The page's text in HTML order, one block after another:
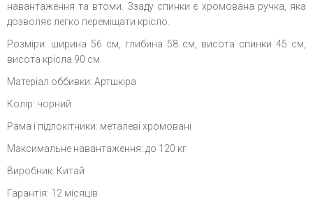
навантаження та втоми. Ззаду спинки є хромована ручка, яка
дозволяє легко переміщати крісло.
Розміри: ширина 56 см, глибина 58 см, висота спинки 45 см,
висота крісла 90 см
Матеріал оббивки: Артшкіра
Колір: чорний
Рама і підлокітники: металеві хромовані
Максимальне навантаження: до 120 кг
Виробник: Китай
Гарантія: 12 місяців